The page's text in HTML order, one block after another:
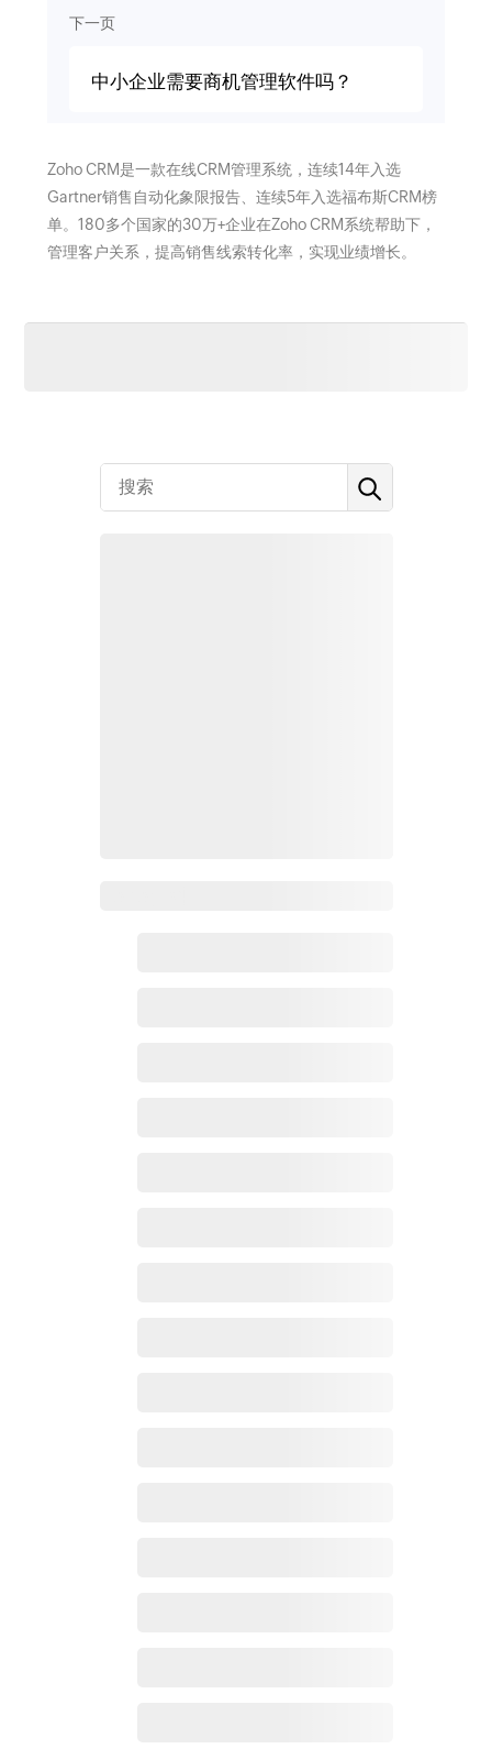
下一页
中小企业需要商机管理软件吗？
Zoho CRM是一款在线CRM管理系统，连续14年入选
Gartner销售自动化象限报告、连续5年入选福布斯CRM榜
单。180多个国家的30万+企业在Zoho CRM系统帮助下，
管理客户关系，提高销售线索转化率，实现业绩增长。